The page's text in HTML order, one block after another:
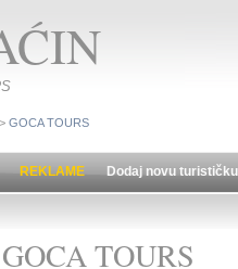
> GOCA TOURS
REKLAME Dodaj novu
GOCA TOURS